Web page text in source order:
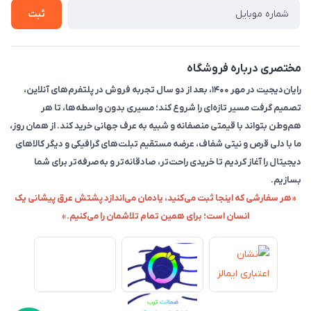
ثبت
مختصری درباره فروشگاه
رایان‌دیجیت در مهر ۱۴۰۰، بعد از دو سال تجربه فروش در پلتفرم‌های آنلاین،
تصمیم گرفت مسیر تازه‌ای را شروع کند؛ مسیری بدون واسطه‌ها، تا هر
هم‌وطن بتواند با قیمتی منصفانه و شبیه به عرف جهانی خرید کند. از همان روز،
ما با دلی قرص و نیتی شفاف، عرضه مستقیم تبلت‌های گرافیکی و دیگر کالاهای
دیجیتال را آغاز کردیم تا خریدی راحت‌تر، صادقانه‌تر و به‌صرفه‌تر برای شما
بسازیم.
«هر سفارشی که اینجا ثبت می‌کنید، یادمان می‌اندازد پشتش عرق پیشانی یک
انسان است؛ برای همین تمام تلاشمان را می‌کنیم.»